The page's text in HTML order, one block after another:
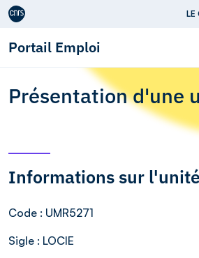
Aller au contenu LE
Portail Emploi
Présentation d'une
Informations sur
Code : UMR5271
Sigle : LOCIE